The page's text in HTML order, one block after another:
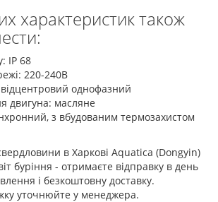
характеристик також
IP 68
220-240В
однофазний
двигуна: масляне
з вбудованим термозахистом
в Харкові Aquatica (Dongyin)
буріння - отримаєте відправку в день
і безкоштовну доставку.
уточнюйте у менеджера.